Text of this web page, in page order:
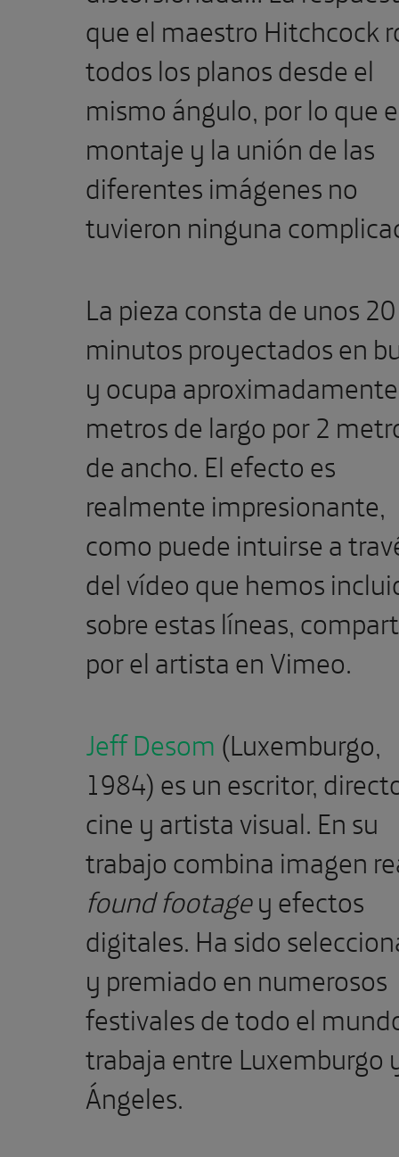
que el maestro Hitchcock
todos los planos desde el
mismo ángulo, por lo que
montaje y la unión de las
diferentes imágenes no
tuvieron ninguna
La pieza consta de unos 20
minutos proyectados en
y ocupa
metros de largo por 2
de ancho. El efecto es
realmente impresionante,
como puede intuirse a
del vídeo que hemos
sobre estas líneas,
por el artista en Vimeo.
Jeff Desom (Luxemburgo,
1984) es un escritor,
cine y artista visual. En su
trabajo combina imagen
found footagey efectos
digitales. Ha sido
y premiado en numerosos
festivales de todo el
trabaja entre Luxemburgo
Ángeles.